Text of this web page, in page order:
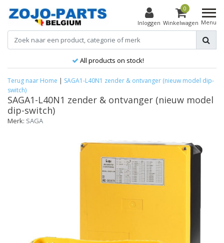
Inloggen
0
Winkelwagen Menu
All products on stock!
Terug naar Home | SAGA1-L40N1 zender & ontvanger (nieuw model dip-
switch)
SAGA1-L40N1 zender & ontvanger (nieuw model
dip-switch)
Merk: SAGA